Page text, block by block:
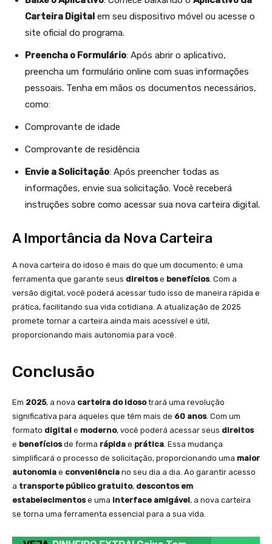
Carteira Digital em seu dispositivo móvel ou acesse o
site oficial do programa.
Preencha o Formulário: Após abrir o aplicativo,
preencha um formulário online com suas informações
pessoais. Tenha em mãos os documentos necessários,
como:
Comprovante de idade
Comprovante de residência
Envie a Solicitação: Após preencher todas as
informações, envie sua solicitação. Você receberá
instruções sobre como acessar sua nova carteira digital.
A Importância da Nova Carteira
A nova carteira do idoso é mais do que um documento; é uma
ferramenta que garante seus direitose benefícios. Com a
versão digital, você poderá acessar tudo isso de maneira rápida e
prática, facilitando sua vida cotidiana. A atualização de 2025
promete tornar a carteira ainda mais acessível e útil,
proporcionando mais autonomia para você.
Conclusão
Em 2025, a nova carteira do idosotrará uma revolução
significativa para aqueles que têm mais de 60 anos. Com um
formato digital e moderno, você poderá acessar seus direitos
e benefíciosde forma rápida e prática. Essa mudança
simplificará o processo de solicitação, proporcionando uma maior
autonomia e conveniência no seu dia a dia. Ao garantir acesso
a transporte público gratuito, descontos em
estabelecimentose uma interface amigável, a nova carteira
se torna uma ferramenta essencial para a sua vida.